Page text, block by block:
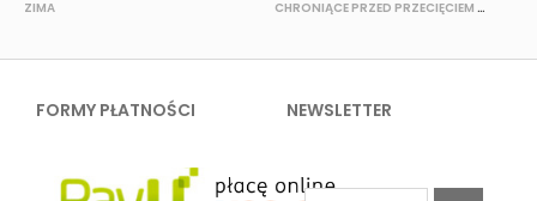
ZIMA
CHRONIĄCE PRZED PRZECIĘCIEM I PRZEKŁUCIEM
FORMY PŁATNOŚCI NEWSLETTER